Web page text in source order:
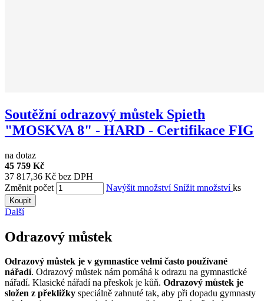
Soutěžní odrazový můstek Spieth
"MOSKVA 8" - HARD - Certifikace FIG
na dotaz
45 759 Kč
37 817,36 Kč bez DPH
Změnit počet
Navýšit množství Snížit množstvíks
Koupit
Další
Odrazový můstek
Odrazový můstek je v gymnastice velmi často používané
nářadí. Odrazový můstek nám pomáhá k odrazu na gymnastické
nářadí. Klasické nářadí na přeskok je kůň. Odrazový můstek je
složen z překližky speciálně zahnuté tak, aby při dopadu gymnasty